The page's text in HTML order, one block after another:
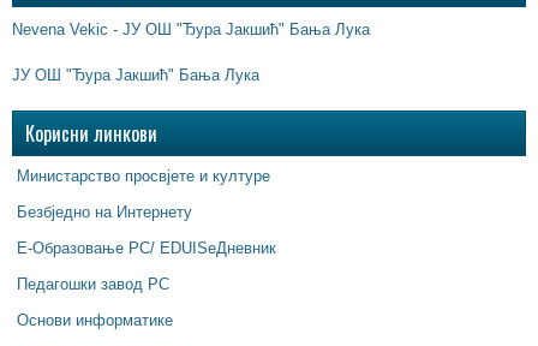
Nevena Vekic - ЈУ ОШ "Ђура Јакшић" Бања Лука
ЈУ ОШ "Ђура Јакшић" Бања Лука
Корисни линкови
Министарство просвјете и културе
Безбједно на Интернету
Е-Образовање РС/ EDUISeДневник
Педагошки завод РС
Основи информатике